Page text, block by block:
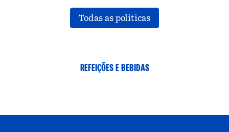
Todas as políticas
REFEIÇÕES E BEBIDAS